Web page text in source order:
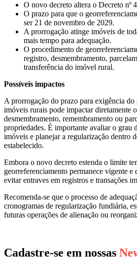
O novo decreto altera o Decreto nº
O prazo para que o
ser 21 de novembro de 2029.
A prorrogação atinge imóveis de
mais tempo para adequação.
O procedimento de
registro, desmembramento,
transferência do imóvel rural.
Possíveis impactos
A prorrogação do prazo para exigência do
imóveis rurais pode impactar diretamente
desmembramento, remembramento ou
propriedades. É importante avaliar o grau
imóveis e planejar a regularização dentro
estabelecido.
Embora o novo decreto estenda o limite
georreferenciamento permanece vigente e
evitar entraves em registros e transações
Recomenda-se que o processo de
cronogramas de regularização fundiária,
futuras operações de alienação ou
Cadastre-se em nossas